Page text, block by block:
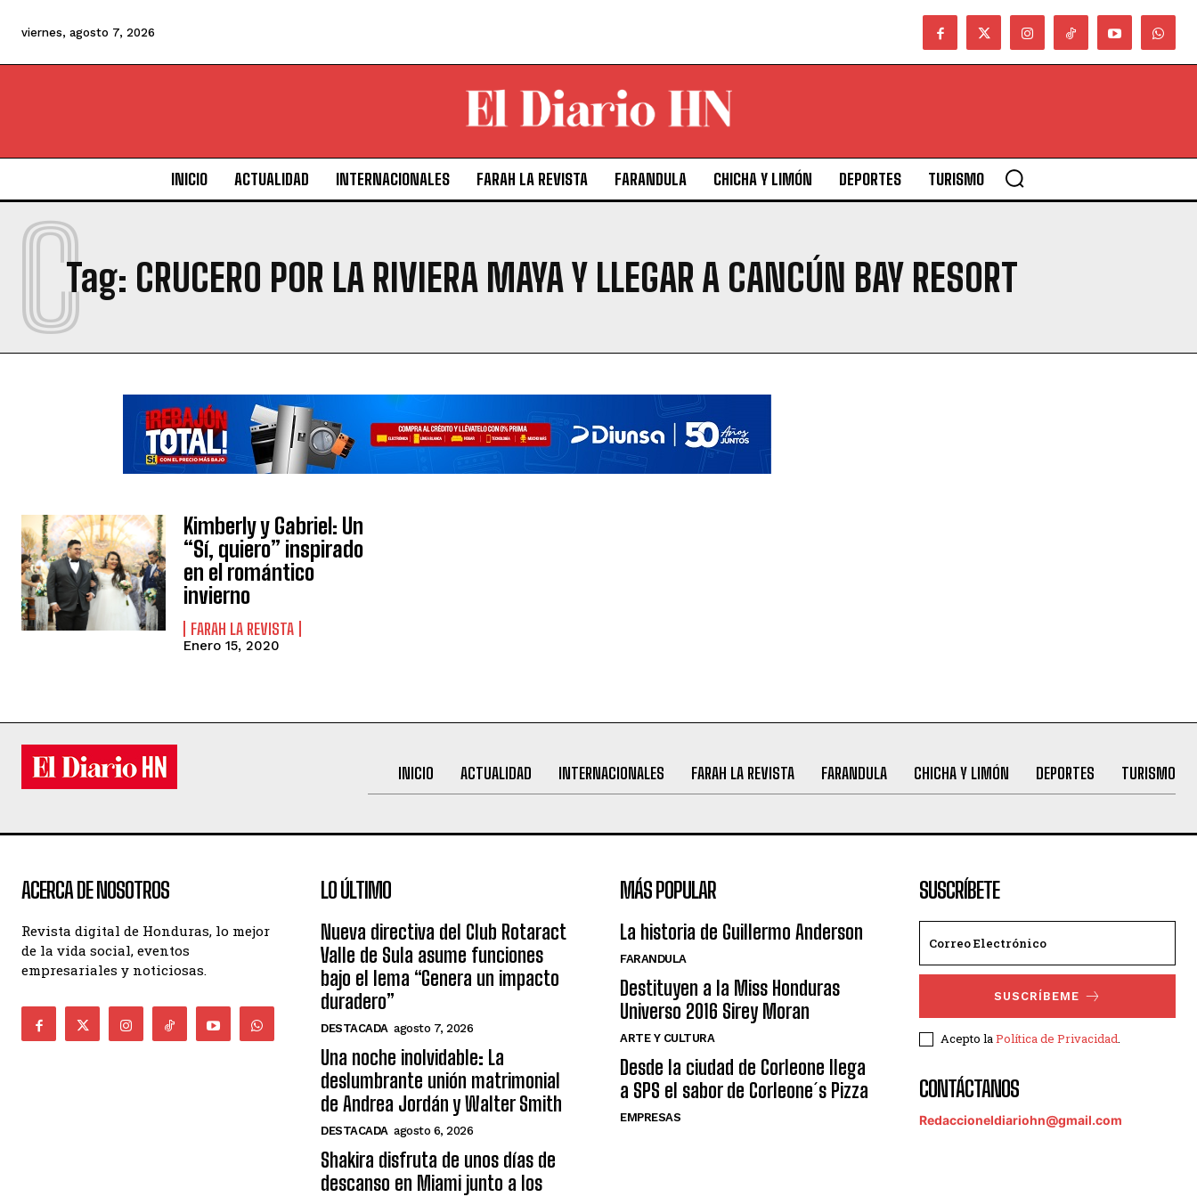
viernes, agosto 7, 2026
INICIO ACTUALIDAD INTERNACIONALES FARAH LA REVISTA FARANDULA CHICHA Y LIMÓN DEPORTES TURISMO
Tag: CRUCERO POR LA RIVIERA MAYA Y LLEGAR A CANCÚN BAY RESORT
C
Kimberly y Gabriel: Un
“Sí, quiero” inspirado
en el romántico
invierno
FARAH LA REVISTA
Enero 15, 2020
INICIO ACTUALIDAD INTERNACIONALES FARAH LA REVISTA FARANDULA CHICHA Y LIMÓN DEPORTES TURISMO
ACERCA DE NOSOTROS
Revista digital de Honduras, lo mejor
de la vida social, eventos
empresariales y noticiosas.
LO ÚLTIMO
Nueva directiva del Club Rotaract
Valle de Sula asume funciones
bajo el lema “Genera un impacto
duradero”
DESTACADA agosto 7, 2026
Una noche inolvidable: La
deslumbrante unión matrimonial
de Andrea Jordán y Walter Smith
DESTACADA agosto 6, 2026
Shakira disfruta de unos días de
descanso en Miami junto a los
MÁS POPULAR
La historia de Guillermo Anderson
FARANDULA
Destituyen a la Miss Honduras
Universo 2016 Sirey Moran
ARTE Y CULTURA
Desde la ciudad de Corleone llega
a SPS el sabor de Corleone´s Pizza
EMPRESAS
SUSCRÍBETE
SUSCRÍBEME
Acepto laPolítica de Privacidad.
CONTÁCTANOS
Redaccioneldiariohn@gmail.com